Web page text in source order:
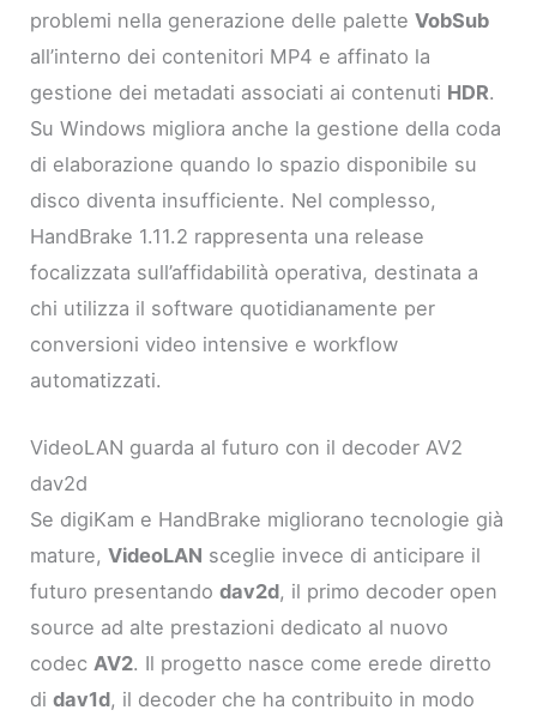
problemi nella generazione delle paletteVobSub
all’interno dei contenitori MP4 e affinato la
gestione dei metadati associati ai contenuti HDR.
Su Windows migliora anche la gestione della coda
di elaborazione quando lo spazio disponibile su
disco diventa insufficiente. Nel complesso,
HandBrake 1.11.2 rappresenta una release
focalizzata sull’affidabilità operativa, destinata a
chi utilizza il software quotidianamente per
conversioni video intensive e workflow
automatizzati.
VideoLAN guarda al futuro con il decoder AV2
dav2d
Se digiKam e HandBrake migliorano tecnologie già
mature,VideoLAN sceglie invece di anticipare il
futuro presentandodav2d, il primo decoder open
source ad alte prestazioni dedicato al nuovo
codecAV2. Il progetto nasce come erede diretto
didav1d, il decoder che ha contribuito in modo